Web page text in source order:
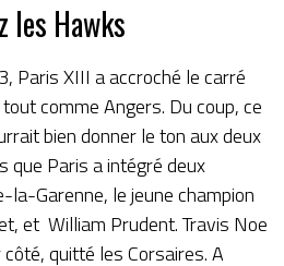
les Hawks
Paris XIII a accroché le carré
comme Angers. Du coup, ce
bien donner le ton aux deux
que Paris a intégré deux
Garenne, le jeune champion
et William Prudent. Travis Noe
quitté les Corsaires. A